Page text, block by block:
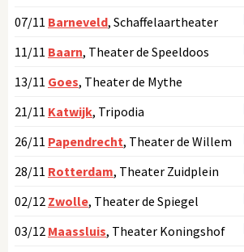
07/11 Barneveld, Schaffelaartheater
11/11 Baarn, Theater de Speeldoos
13/11 Goes, Theater de Mythe
21/11 Katwijk, Tripodia
26/11 Papendrecht, Theater de Willem
28/11 Rotterdam, Theater Zuidplein
02/12 Zwolle, Theater de Spiegel
03/12 Maassluis, Theater Koningshof